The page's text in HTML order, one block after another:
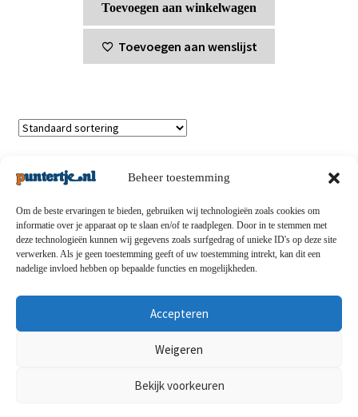
Beheer toestemming
Om de beste ervaringen te bieden, gebruiken wij technologieën zoals cookies om
informatie over je apparaat op te slaan en/of te raadplegen. Door in te stemmen met
deze technologieën kunnen wij gegevens zoals surfgedrag of unieke ID's op deze site
verwerken. Als je geen toestemming geeft of uw toestemming intrekt, kan dit een
nadelige invloed hebben op bepaalde functies en mogelijkheden.
Accepteren
Weigeren
Bekijk voorkeuren
Toevoegen aan winkelwagen
Toevoegen aan wenslijst
Privacybeleid-Verzending en retouren-Algemene
voorwaarden-Disclaimert-Betaalmethoden-Over ons
Contact